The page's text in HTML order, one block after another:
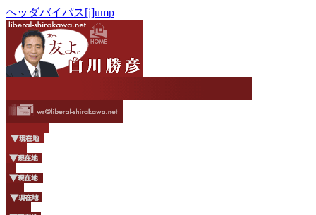
ヘッダバイパス[j]ump